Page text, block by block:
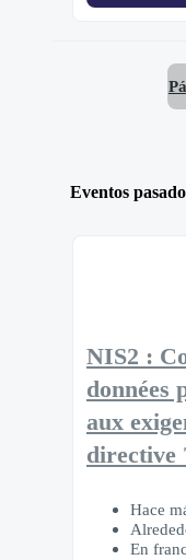
Eventos
NIS2 :
données
aux
directive
Hace
En